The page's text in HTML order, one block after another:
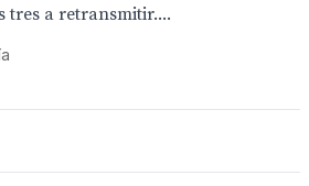
tres a retransmitir....